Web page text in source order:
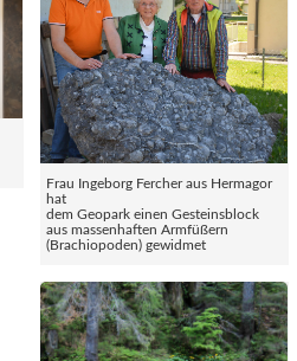
Frau Ingeborg Fercher aus Hermagor
hat
dem Geopark einen Gesteinsblock
aus massenhaften Armfüßern
(Brachiopoden) gewidmet